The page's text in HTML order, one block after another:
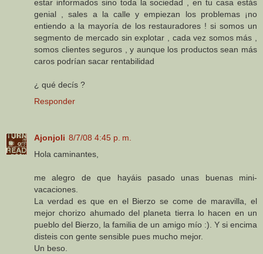
estar informados sino toda la sociedad , en tu casa estás
genial , sales a la calle y empiezan los problemas ¡no
entiendo a la mayoría de los restauradores ! si somos un
segmento de mercado sin explotar , cada vez somos más ,
somos clientes seguros , y aunque los productos sean más
caros podrían sacar rentabilidad
¿ qué decís ?
Responder
Ajonjoli 8/7/08 4:45 p. m.
Hola caminantes,
me alegro de que hayáis pasado unas buenas mini-
vacaciones.
La verdad es que en el Bierzo se come de maravilla, el
mejor chorizo ahumado del planeta tierra lo hacen en un
pueblo del Bierzo, la familia de un amigo mío :). Y si encima
disteis con gente sensible pues mucho mejor.
Un beso.